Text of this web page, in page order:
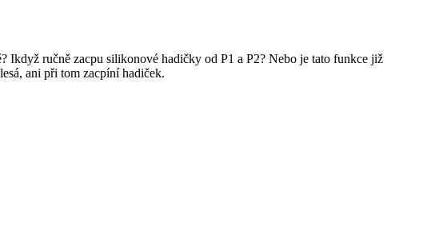
ručně zacpu silikonové hadičky od P1 a P2? Nebo je tato funkce již
ani při tom zacpíní hadiček.